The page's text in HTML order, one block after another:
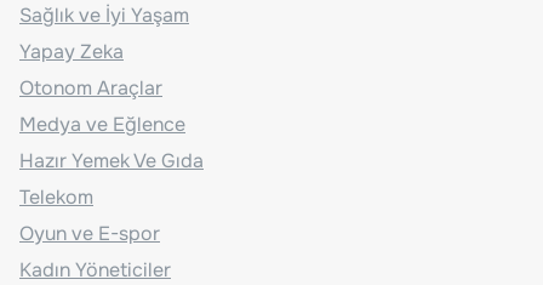
Sağlık ve İyi Yaşam
Yapay Zeka
Otonom Araçlar
Medya ve Eğlence
Hazır Yemek Ve Gıda
Telekom
Oyun ve E-spor
Kadın Yöneticiler